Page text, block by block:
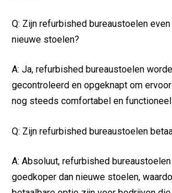
Q: Zijn refurbished bureaustoelen
nieuwe stoelen?
A: Ja, refurbished bureaustoelen
gecontroleerd en opgeknapt om
nog steeds comfortabel en functioneel
Q: Zijn refurbished bureaustoelen
A: Absoluut, refurbished bureaustoelen
goedkoper dan nieuwe stoelen,